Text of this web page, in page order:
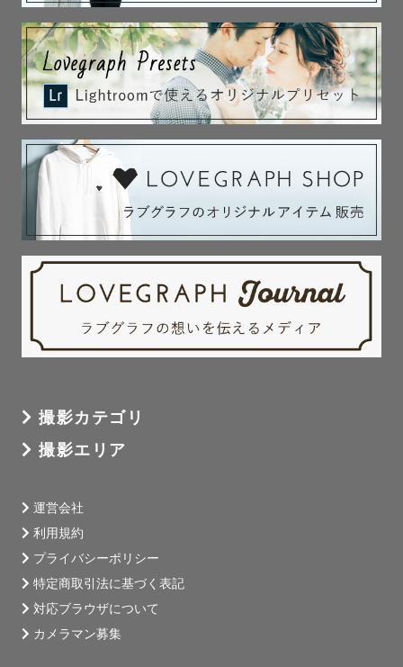
撮影カテゴリ
撮影エリア
運営会社
利用規約
プライバシーポリシー
特定商取引法に基づく表記
対応ブラウザについて
カメラマン募集